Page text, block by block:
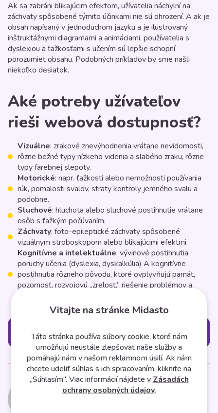
Ak sa zabráni blikajúcim efektom, užívatelia náchylní na
záchvaty spôsobené týmito účinkami nie sú ohrození. A ak je
obsah napísaný v jednoduchom jazyku a je ilustrovaný
inštruktážnymi diagramami a animáciami, používatelia s
dyslexiou a ťažkosťami s učením sú lepšie schopní
porozumieť obsahu. Podobných príkladov by sme našli
niekoľko desiatok.
Aké potreby užívateľov
rieši webová dostupnosť?
Vizuálne: zrakové znevýhodnenia vrátane nevidomosti,
rôzne bežné typy nízkeho videnia a slabého zraku, rôzne
typy farebnej slepoty.
Motorické: napr. ťažkosti alebo nemožnosti používania
rúk, pomalosti svalov, straty kontroly jemného svalu a
podobne.
Sluchové: hluchota alebo sluchové postihnutie vrátane
osôb s ťažkým počúvaním.
Záchvaty: foto-epileptické záchvaty spôsobené
vizuálnym stroboskopom alebo blikajúcimi efektmi.
Kognitívne a intelektuálne: vývinové postihnutia,
poruchy učenia (dyslexia, dyskalkúlia) A kognitívne
postihnutia rôzneho pôvodu, ktoré ovplyvňujú pamäť,
pozornosť, rozvojovú „zrelosť,“ riešenie problémov a
Kategórie
Midasto
Vitajte na stránke Midasto
Táto stránka používa súbory cookie, ktoré nám
umožňujú neustále zlepšovať naše služby a
pomáhajú nám v našom reklamnom úsilí. Ak nám
chcete udeliť súhlas s ich spracovaním, kliknite na
„Súhlasím“. Viac informácií nájdete vZásadách
ochrany osobných údajov.